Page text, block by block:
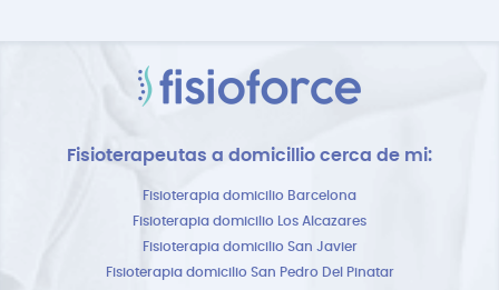
Fisioterapeutas a domicillio cerca de mi:
Fisioterapia domicilio Barcelona
Fisioterapia domicilio Los Alcazares
Fisioterapia domicilio San Javier
Fisioterapia domicilio San Pedro Del Pinatar